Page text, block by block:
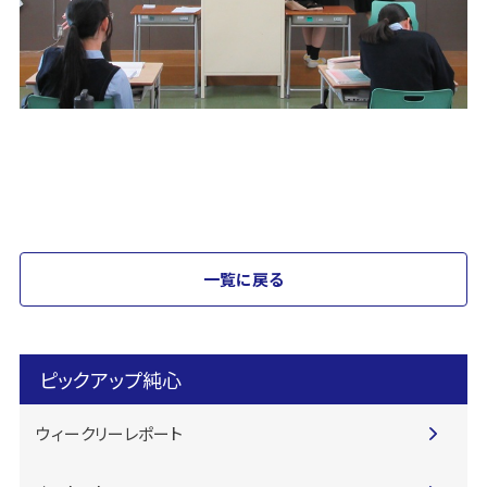
一覧に戻る
ピックアップ純心
ウィークリーレポート